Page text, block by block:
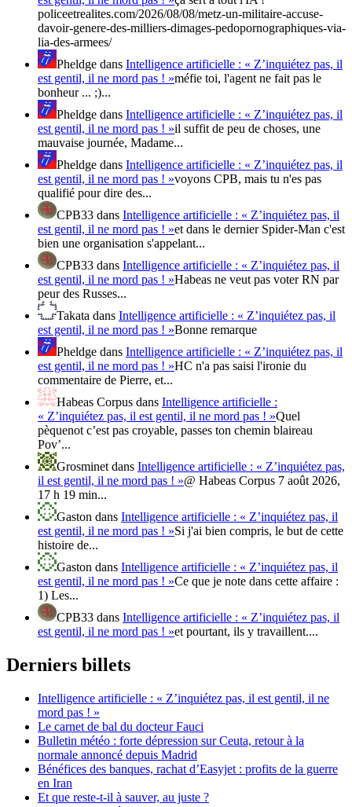
policeetrealites.com/2026/08/08/metz-un-militaire-accuse-
davoir-genere-des-milliers-dimages-pedopornographiques-via-
lia-des-armees/
Pheldge dans Intelligence artificielle : « Z’inquiétez pas, il
est gentil, il ne mord pas ! »méfie toi, l'agent ne fait pas le
bonheur ... ;)...
Pheldge dans Intelligence artificielle : « Z’inquiétez pas, il
est gentil, il ne mord pas ! »il suffit de peu de choses, une
mauvaise journée, Madame...
Pheldge dans Intelligence artificielle : « Z’inquiétez pas, il
est gentil, il ne mord pas ! »voyons CPB, mais tu n'es pas
qualifié pour dire des...
CPB33 dans Intelligence artificielle : « Z’inquiétez pas, il
est gentil, il ne mord pas ! »et dans le dernier Spider-Man c'est
bien une organisation s'appelant...
CPB33 dans Intelligence artificielle : « Z’inquiétez pas, il
est gentil, il ne mord pas ! »Habeas ne veut pas voter RN par
peur des Russes...
Takata dans Intelligence artificielle : « Z’inquiétez pas, il
est gentil, il ne mord pas ! »Bonne remarque
Pheldge dans Intelligence artificielle : « Z’inquiétez pas, il
est gentil, il ne mord pas ! »HC n'a pas saisi l'ironie du
commentaire de Pierre, et...
Habeas Corpus dans Intelligence artificielle :
« Z’inquiétez pas, il est gentil, il ne mord pas ! »Quel
pèquenot c’est pas croyable, passes ton chemin blaireau
Pov’...
Grosminet dans Intelligence artificielle : « Z’inquiétez pas,
il est gentil, il ne mord pas ! »@ Habeas Corpus 7 août 2026,
17 h 19 min...
Gaston dans Intelligence artificielle : « Z’inquiétez pas, il
est gentil, il ne mord pas ! »Si j'ai bien compris, le but de cette
histoire de...
Gaston dans Intelligence artificielle : « Z’inquiétez pas, il
est gentil, il ne mord pas ! »Ce que je note dans cette affaire :
1) Les...
CPB33 dans Intelligence artificielle : « Z’inquiétez pas, il
est gentil, il ne mord pas ! »et pourtant, ils y travaillent....
Derniers billets
Intelligence artificielle : « Z’inquiétez pas, il est gentil, il ne
mord pas ! »
Le carnet de bal du docteur Fauci
Bulletin météo : forte dépression sur Ceuta, retour à la
normale annoncé depuis Madrid
Bénéfices des banques, rachat d’Easyjet : profits de la guerre
en Iran
Et que reste-t-il à sauver, au juste ?